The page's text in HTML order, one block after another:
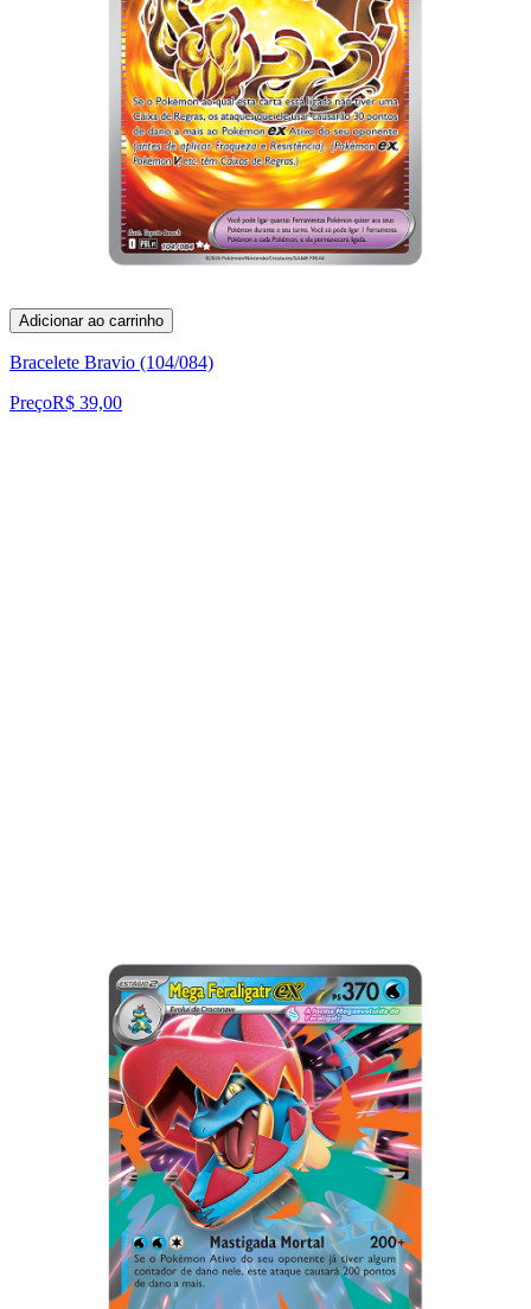
Adicionar ao carrinho
Bracelete Bravio (104/084)
PreçoR$ 39,00